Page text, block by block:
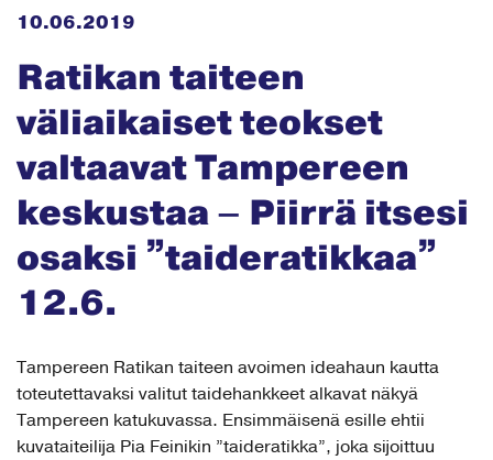
10.06.2019
Ratikan taiteen
väliaikaiset teokset
valtaavat Tampereen
keskustaa – Piirrä itsesi
osaksi ”taideratikkaa”
12.6.
Tampereen Ratikan taiteen avoimen ideahaun kautta
toteutettavaksi valitut taidehankkeet alkavat näkyä
Tampereen katukuvassa. Ensimmäisenä esille ehtii
kuvataiteilija Pia Feinikin ”taideratikka”, joka sijoittuu